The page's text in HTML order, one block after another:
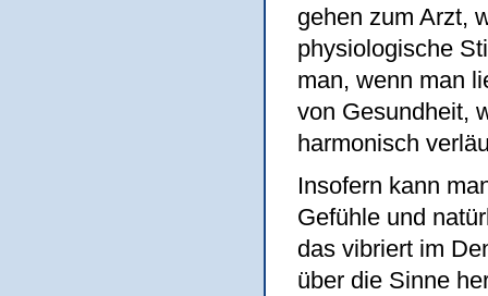
gehen zum Arzt,
physiologische
man, wenn man
von Gesundheit,
harmonisch
Insofern kann
Gefühle und
das vibriert im
über die Sinne